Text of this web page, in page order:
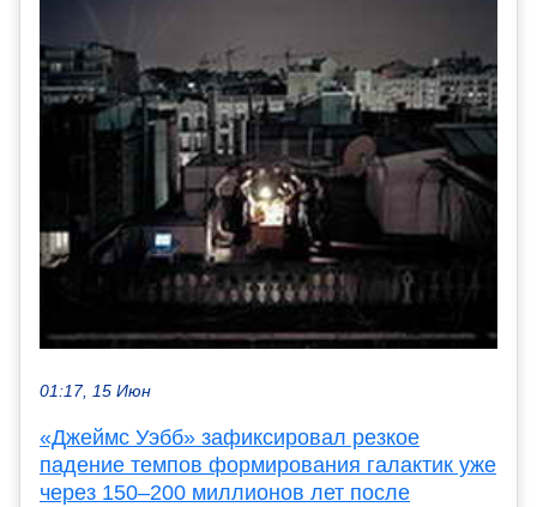
01:17, 15 Июн
«Джеймс Уэбб» зафиксировал резкое
падение темпов формирования галактик уже
через 150–200 миллионов лет после